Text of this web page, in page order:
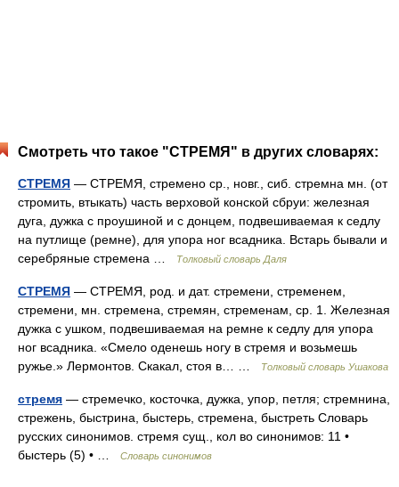
Смотреть что такое "СТРЕМЯ" в других словарях:
СТРЕМЯ — СТРЕМЯ, стремено ср., новг., сиб. стремна мн. (от
стромить, втыкать) часть верховой конской сбруи: железная
дуга, дужка с проушиной и с донцем, подвешиваемая к седлу
на путлище (ремне), для упора ног всадника. Встарь бывали и
серебряные стремена …
Толковый словарь Даля
СТРЕМЯ — СТРЕМЯ, род. и дат. стремени, стременем,
стремени, мн. стремена, стремян, стременам, ср. 1. Железная
дужка с ушком, подвешиваемая на ремне к седлу для упора
ног всадника. «Смело оденешь ногу в стремя и возьмешь
ружье.» Лермонтов. Скакал, стоя в… …
Толковый словарь Ушакова
стремя — стремечко, косточка, дужка, упор, петля; стремнина,
стрежень, быстрина, быстерь, стремена, быстреть Словарь
русских синонимов. стремя сущ., кол во синонимов: 11 •
быстерь (5) • …
Словарь синонимов